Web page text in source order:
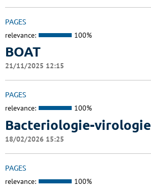
PAGES
relevance: 100%
BOAT
21/11/2025 12:15
PAGES
relevance: 100%
Bacteriologie-virologie
18/02/2026 15:25
PAGES
relevance: 100%